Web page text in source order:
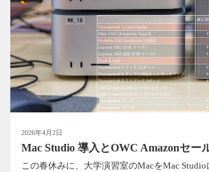
2026年4月2日
Mac Studio 導入とOWC Amazonセー
この春休みに、大学演習室のMacをMac Studio